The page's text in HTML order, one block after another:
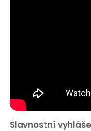
Slavnostní